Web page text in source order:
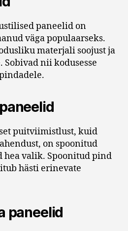
paneelid on
väga populaarseks.
materjali soojust ja
Sobivad nii kodusesse
puitviimistlust, kuid
on spoonitud
hea valik. Spoonitud pind
hästi erinevate
paneelid